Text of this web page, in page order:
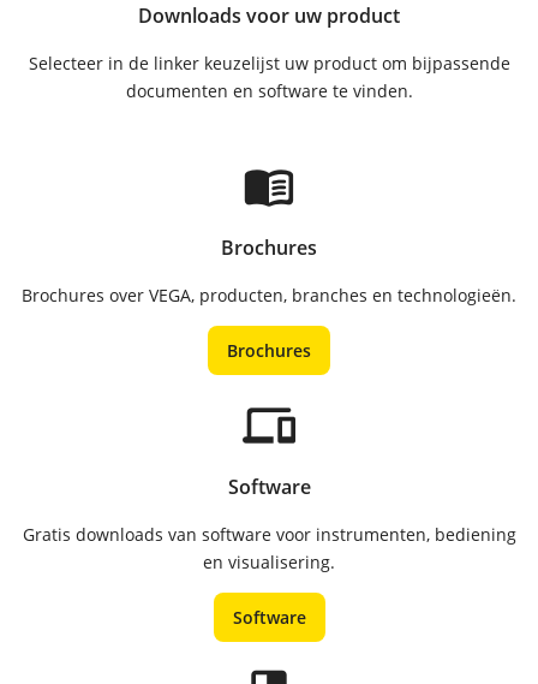
Downloads voor uw product
Selecteer in de linker keuzelijst uw product om bijpassende
documenten en software te vinden.
menu_book
Brochures
Brochures over VEGA, producten, branches en technologieën.
Brochures
devices
Software
Gratis downloads van software voor instrumenten, bediening
en visualisering.
Software